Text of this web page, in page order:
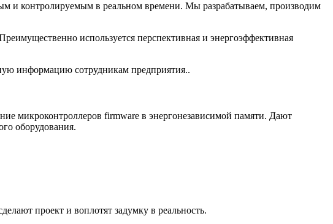
и контролируемым в реальном времени. Мы разрабатываем, производим
используется перспективная и энергоэффективная
информацию сотрудникам предприятия..
микроконтроллеров firmware в энергонезависимой памяти. Дают
оборудования.
проект и воплотят задумку в реальность.